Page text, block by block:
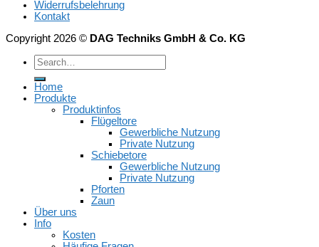
Widerrufsbelehrung
Kontakt
Copyright 2026 © DAG Techniks GmbH & Co. KG
Home
Produkte
Produktinfos
Flügeltore
Gewerbliche Nutzung
Private Nutzung
Schiebetore
Gewerbliche Nutzung
Private Nutzung
Pforten
Zaun
Über uns
Info
Kosten